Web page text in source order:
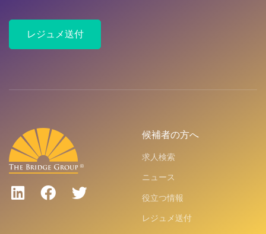
レジュメ送付
候補者の方へ
求人検索
ニュース
役立つ情報
レジュメ送付